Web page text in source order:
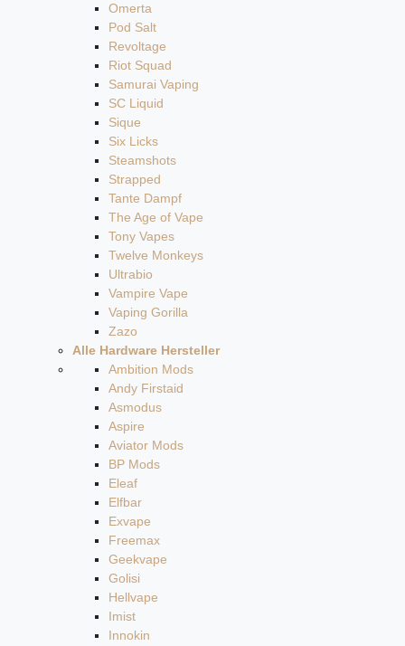
Omerta
Pod Salt
Revoltage
Riot Squad
Samurai Vaping
SC Liquid
Sique
Six Licks
Steamshots
Strapped
Tante Dampf
The Age of Vape
Tony Vapes
Twelve Monkeys
Ultrabio
Vampire Vape
Vaping Gorilla
Zazo
Alle Hardware Hersteller
Ambition Mods
Andy Firstaid
Asmodus
Aspire
Aviator Mods
BP Mods
Eleaf
Elfbar
Exvape
Freemax
Geekvape
Golisi
Hellvape
Imist
Innokin